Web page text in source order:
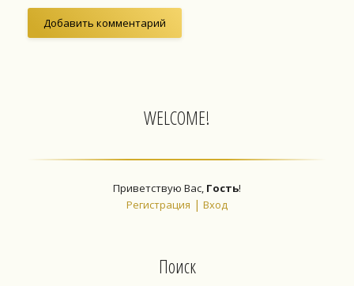
WELCOME!
Приветствую Вас, Гость!
Регистрация | Вход
Поиск